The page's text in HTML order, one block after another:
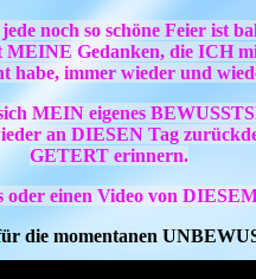
noch so schöne Feier ist
MEINE Gedanken, die ICH
habe, immer wieder und
MEIN eigenes
an DIESEN Tag
GETERT erinnern.
einen Video von
die momentanen